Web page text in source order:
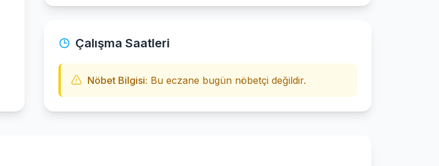
Çalışma Saatleri
Nöbet Bilgisi: Bu eczane bugün nöbetçi değildir.